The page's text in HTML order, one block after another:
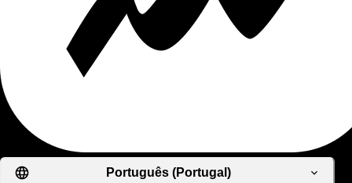
Português (Portugal)